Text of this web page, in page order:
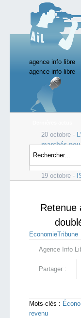
agence info libre
Close
Productions
Actualité
Starting Doc
agence info libre
20 octobre -
marchés
19 octobre -
s’envolent,
19 octobre -
Retenue
EconomieTribune
Agence Info
Partager :
Mots-clés :
revenu